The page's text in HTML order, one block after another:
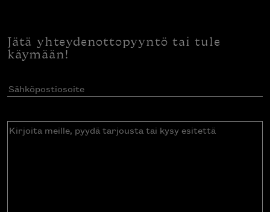
Jätä yhteydenottopyyntö tai tule
käymään!
Sähköpostiosoite(Pakollinen)
Kirjoita